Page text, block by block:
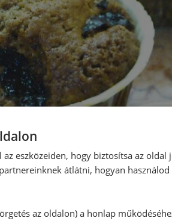
eszközeiden, hogy biztosítsa az oldal
átlátni, hogyan használod
az oldalon) a honlap